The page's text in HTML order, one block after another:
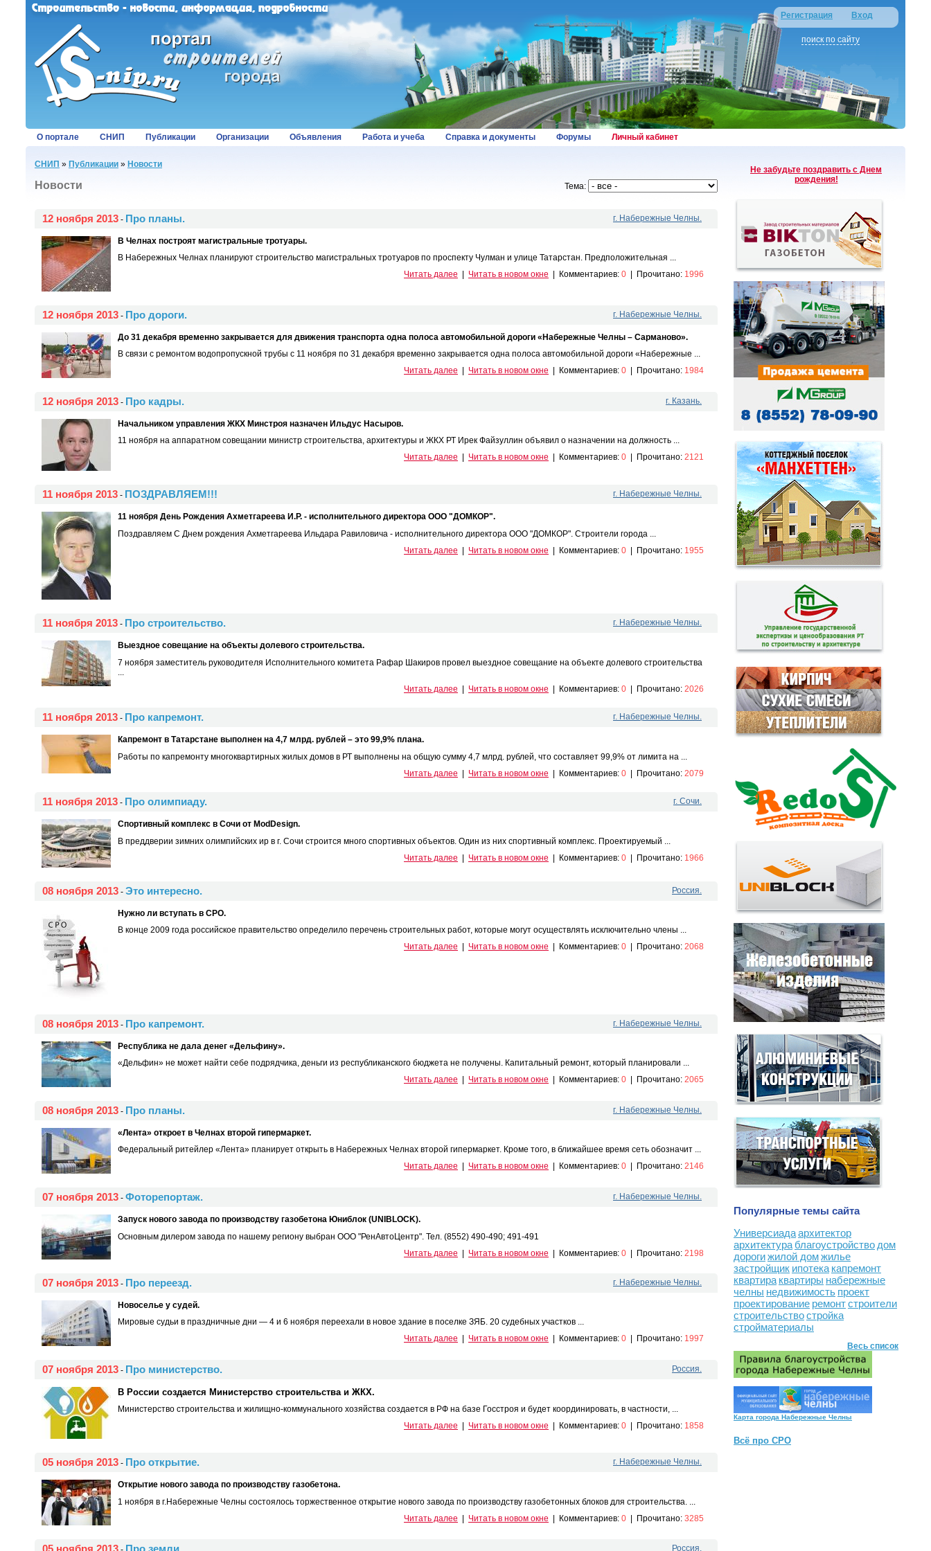
Регистрация Вход
поиск по сайту
О портале СНИП Публикации Организации Объявления Работа и учеба Справка и документы Форумы Личный кабинет
СНИП » Публикации » Новости
Новости Тема:
12 ноября 2013 - Про планы. г. Набережные Челны.
В Челнах построят магистральные тротуары.
В Набережных Челнах планируют строительство магистральных тротуаров по проспекту Чулман и улице Татарстан. Предположительная ...
Читать далее
Читать в новом окне Комментариев: 0 Прочитано: 1996
12 ноября 2013 - Про дороги. г. Набережные Челны.
До 31 декабря временно закрывается для движения транспорта одна полоса автомобильной дороги «Набережные Челны – Сарманово».
В связи с ремонтом водопропускной трубы с 11 ноября по 31 декабря временно закрывается одна полоса автомобильной дороги «Набережные ...
Читать далее
Читать в новом окне Комментариев: 0 Прочитано: 1984
12 ноября 2013 - Про кадры. г. Казань.
Начальником управления ЖКХ Минстроя назначен Ильдус Насыров.
11 ноября на аппаратном совещании министр строительства, архитектуры и ЖКХ РТ Ирек Файзуллин объявил о назначении на должность ...
Читать далее
Читать в новом окне Комментариев: 0 Прочитано: 2121
11 ноября 2013 - ПОЗДРАВЛЯЕМ!!! г. Набережные Челны.
11 ноября День Рождения Ахметгареева И.Р. - исполнительного директора ООО "ДОМКОР".
Поздравляем С Днем рождения Ахметгареева Ильдара Равиловича - исполнительного директора ООО "ДОМКОР". Строители города ...
Читать далее
Читать в новом окне Комментариев: 0 Прочитано: 1955
11 ноября 2013 - Про строительство. г. Набережные Челны.
Выездное совещание на объекты долевого строительства.
7 ноября заместитель руководителя Исполнительного комитета Рафар Шакиров провел выездное совещание на объекте долевого строительства
...
Читать далее
Читать в новом окне Комментариев: 0 Прочитано: 2026
11 ноября 2013 - Про капремонт. г. Набережные Челны.
Капремонт в Татарстане выполнен на 4,7 млрд. рублей – это 99,9% плана.
Работы по капремонту многоквартирных жилых домов в РТ выполнены на общую сумму 4,7 млрд. рублей, что составляет 99,9% от лимита на ...
Читать далее
Читать в новом окне Комментариев: 0 Прочитано: 2079
11 ноября 2013 - Про олимпиаду. г. Сочи.
Спортивный комплекс в Сочи от ModDesign.
В преддверии зимних олимпийских ир в г. Сочи строится много спортивных объектов. Один из них спортивный комплекс. Проектируемый ...
Читать далее
Читать в новом окне Комментариев: 0 Прочитано: 1966
08 ноября 2013 - Это интересно. Россия.
Нужно ли вступать в СРО.
В конце 2009 года российское правительство определило перечень строительных работ, которые могут осуществлять исключительно члены ...
Читать далее
Читать в новом окне Комментариев: 0 Прочитано: 2068
08 ноября 2013 - Про капремонт. г. Набережные Челны.
Республика не дала денег «Дельфину».
«Дельфин» не может найти себе подрядчика, деньги из республиканского бюджета не получены. Капитальный ремонт, который планировали ...
Читать далее
Читать в новом окне Комментариев: 0 Прочитано: 2065
08 ноября 2013 - Про планы. г. Набережные Челны.
«Лента» откроет в Челнах второй гипермаркет.
Федеральный ритейлер «Лента» планирует открыть в Набережных Челнах второй гипермаркет. Кроме того, в ближайшее время сеть обозначит ...
Читать далее
Читать в новом окне Комментариев: 0 Прочитано: 2146
07 ноября 2013 - Фоторепортаж. г. Набережные Челны.
Запуск нового завода по производству газобетона Юниблок (UNIBLOCK).
Основным дилером завода по нашему региону выбран ООО "РенАвтоЦентр". Тел. (8552) 490-490; 491-491
Читать далее
Читать в новом окне Комментариев: 0 Прочитано: 2198
07 ноября 2013 - Про переезд. г. Набережные Челны.
Новоселье у судей.
Мировые судьи в праздничные дни — 4 и 6 ноября переехали в новое здание в поселке ЗЯБ. 20 судебных участков ...
Читать далее
Читать в новом окне Комментариев: 0 Прочитано: 1997
07 ноября 2013 - Про министерство. Россия.
В России создается Министерство строительства и ЖКХ.
Министерство строительства и жилищно-коммунального хозяйства создается в РФ на базе Госстроя и будет координировать, в частности, ...
Читать далее
Читать в новом окне Комментариев: 0 Прочитано: 1858
05 ноября 2013 - Про открытие. г. Набережные Челны.
Открытие нового завода по производству газобетона.
1 ноября в г.Набережные Челны состоялось торжественное открытие нового завода по производству газобетонных блоков для строительства. ...
Читать далее
Читать в новом окне Комментариев: 0 Прочитано: 3285
Россия.
Не забудьте поздравить с Днем
рождения!
Популярные темы сайта
Универсиадаархитектор
архитектура благоустройство дом
дорогижилой домжилье
застройщик ипотека капремонт
квартира квартиры набережные
челны недвижимость проект
проектирование ремонтстроители
строительствостройка
стройматериалы
Весь список
Карта города Набережные Челны
Всё про СРО